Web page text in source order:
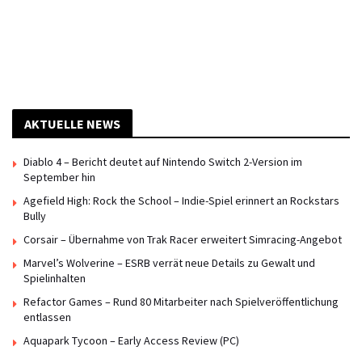
AKTUELLE NEWS
Diablo 4 – Bericht deutet auf Nintendo Switch 2-Version im
September hin
Agefield High: Rock the School – Indie-Spiel erinnert an Rockstars
Bully
Corsair – Übernahme von Trak Racer erweitert Simracing-Angebot
Marvel’s Wolverine – ESRB verrät neue Details zu Gewalt und
Spielinhalten
Refactor Games – Rund 80 Mitarbeiter nach Spielveröffentlichung
entlassen
Aquapark Tycoon – Early Access Review (PC)